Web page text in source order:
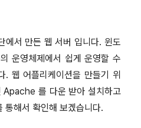
에서 만든 웹 서버 입니다. 윈도
운영체제에서 쉽게 운영할 수
. 웹 어플리케이션을 만들기 위
Apache를 다운 받아 설치하고
통해서 확인해 보겠습니다.